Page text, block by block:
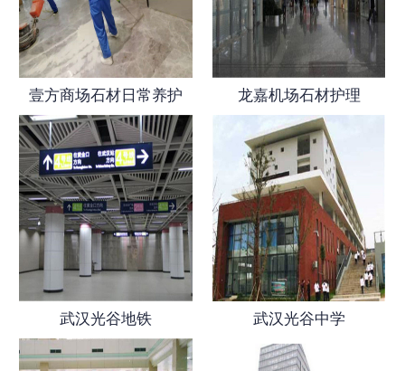
壹方商场石材日常养护 龙嘉机场石材护理
武汉光谷地铁 武汉光谷中学